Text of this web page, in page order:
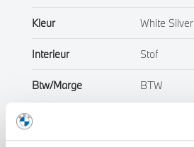
Kleur White Silver
Interieur Stof
Btw/Marge BTW
Toon alle eigenschappen